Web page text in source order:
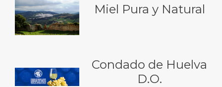
Miel Pura y Natural
Condado de Huelva
D.O.